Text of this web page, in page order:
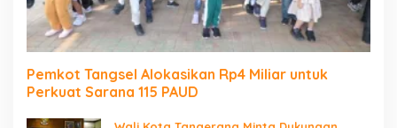
Pemkot Tangsel Alokasikan Rp4 Miliar untuk
Perkuat Sarana 115 PAUD